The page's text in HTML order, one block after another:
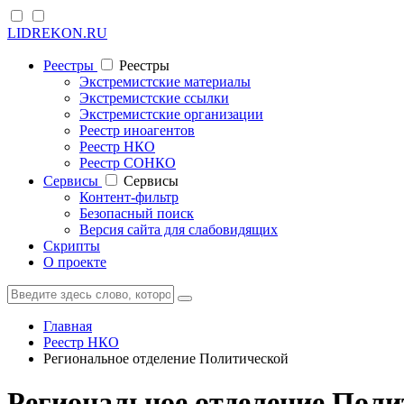
LIDREKON.RU
Реестры
Реестры
Экстремистские материалы
Экстремистские ссылки
Экстремистские организации
Реестр иноагентов
Реестр НКО
Реестр СОНКО
Cервисы
Cервисы
Контент-фильтр
Безопасный поиск
Версия сайта для слабовидящих
Скрипты
О проекте
Главная
Реестр НКО
Региональное отделение Политической